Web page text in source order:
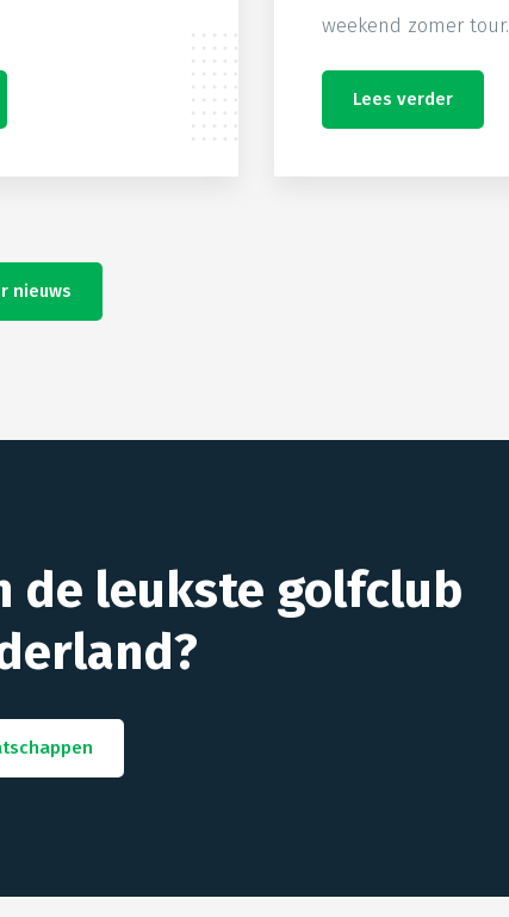
weekend zomer tour.
Lees verder
nieuws
de leukste golfclub